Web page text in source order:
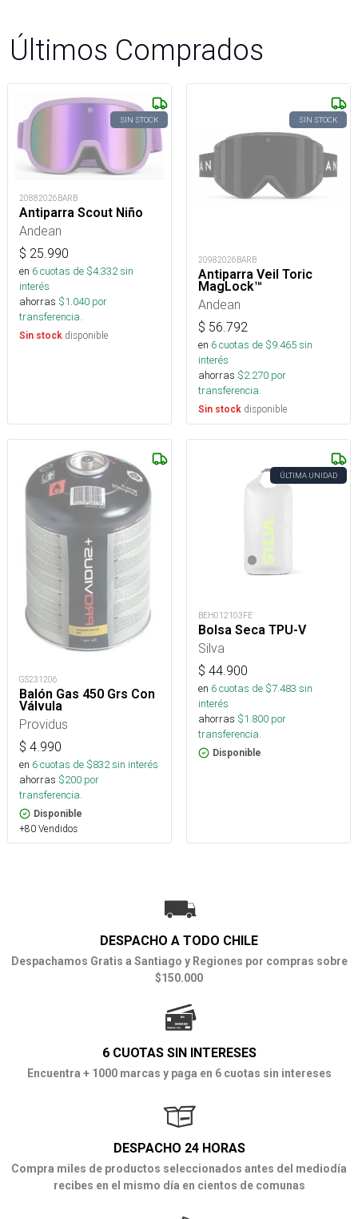
Últimos Comprados
SIN STOCK
20882026BARB
Antiparra Scout Niño
Andean
$ 25.990
en 6cuotas de $4.332sin
interés
ahorras $1.040 por
transferencia.
Sin stock disponible
SIN STOCK
20982026BARB
Antiparra Veil Toric
MagLock™
Andean
$ 56.792
en 6cuotas de $9.465sin
interés
ahorras $2.270 por
transferencia.
Sin stock disponible
GS231206
Balón Gas 450 Grs Con
Válvula
Providus
$ 4.990
en 6cuotas de $832sin interés
ahorras $200 por
transferencia.
Disponible
+80 Vendidos
ÚLTIMA UNIDAD
BEH012103FE
Bolsa Seca TPU-V
Silva
$ 44.900
en 6cuotas de $7.483 sin
interés
ahorras $1.800 por
transferencia.
Disponible
DESPACHO A TODO CHILE
Despachamos Gratis a Santiago y Regiones por compras sobre
$150.000
6 CUOTAS SIN INTERESES
Encuentra + 1000 marcas y paga en 6 cuotas sin intereses
DESPACHO 24 HORAS
Compra miles de productos seleccionados antes del mediodía
recibes en el mismo día en cientos de comunas